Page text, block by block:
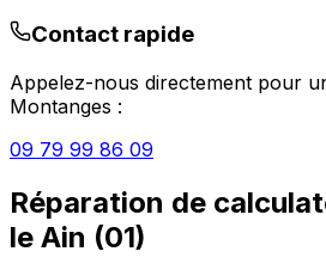
Contact rapide
Appelez-nous directement pour
Montanges :
09 79 99 86 09
Réparation de
le Ain (01)